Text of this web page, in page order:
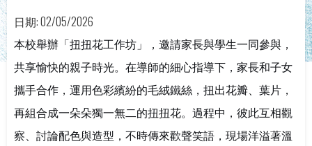
日期:02/05/2026
本校舉辦「扭扭花工作坊」，邀請家長與學生一同參與，
共享愉快的親子時光。在導師的細心指導下，家長和子女
攜手合作，運用色彩繽紛的毛絨鐵絲，扭出花瓣、葉片，
再組合成一朵朵獨一無二的扭扭花。過程中，彼此互相觀
察、討論配色與造型，不時傳來歡聲笑語，現場洋溢著溫